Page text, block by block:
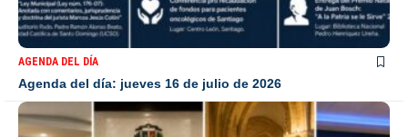
AGENDA DEL DÍA
Agenda del día: jueves 16 de julio de 2026